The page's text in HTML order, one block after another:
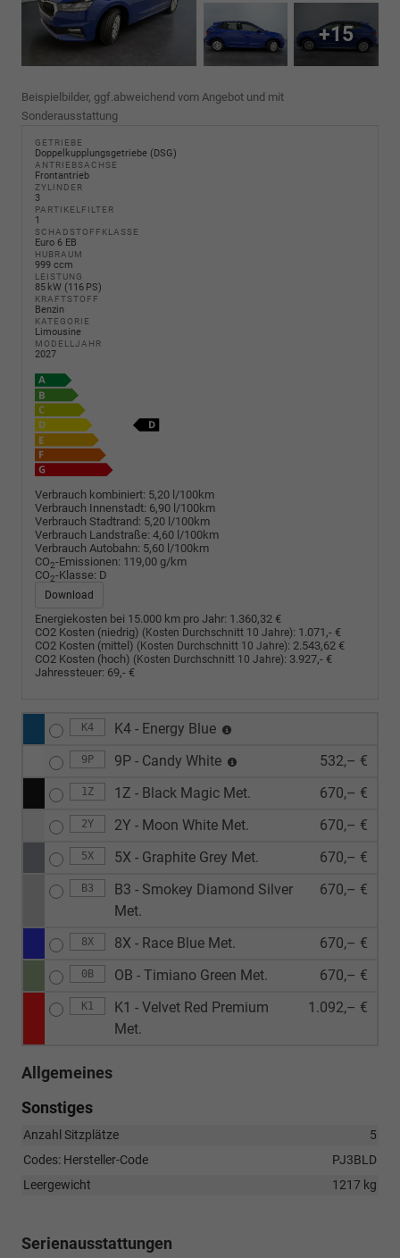
+15
Beispielbilder, ggf.abweichend vom Angebot und mit
Sonderausstattung
GETRIEBE
Doppelkupplungsgetriebe (DSG)
ANTRIEBSACHSE
Frontantrieb
ZYLINDER
3
PARTIKELFILTER
1
SCHADSTOFFKLASSE
Euro 6 EB
HUBRAUM
999 ccm
LEISTUNG
85 kW (116 PS)
KRAFTSTOFF
Benzin
KATEGORIE
Limousine
MODELLJAHR
2027
Verbrauch kombiniert: 5,20 l/100km
Verbrauch Innenstadt: 6,90 l/100km
Verbrauch Stadtrand: 5,20 l/100km
Verbrauch Landstraße: 4,60 l/100km
Verbrauch Autobahn: 5,60 l/100km
CO2-Emissionen: 119,00 g/km
CO2-Klasse: D
Download
Energiekosten bei 15.000 km pro Jahr: 1.360,32 €
CO2 Kosten (niedrig) (Kosten Durchschnitt 10 Jahre): 1.071,- €
CO2 Kosten (mittel) (Kosten Durchschnitt 10 Jahre): 2.543,62 €
CO2 Kosten (hoch) (Kosten Durchschnitt 10 Jahre): 3.927,- €
Jahressteuer: 69,- €
K4 K4 - Energy Blue
9P 9P - Candy White 532,– €
1Z 1Z - Black Magic Met. 670,– €
2Y 2Y - Moon White Met. 670,– €
5X 5X - Graphite Grey Met. 670,– €
B3
B3 - Smokey Diamond Silver
Met.
670,– €
8X 8X - Race Blue Met. 670,– €
0B OB - Timiano Green Met. 670,– €
K1
K1 - Velvet Red Premium
Met.
1.092,– €
Allgemeines
Sonstiges
Anzahl Sitzplätze
5
Codes: Hersteller-Code
PJ3BLD
Leergewicht
1217 kg
Serienausstattungen